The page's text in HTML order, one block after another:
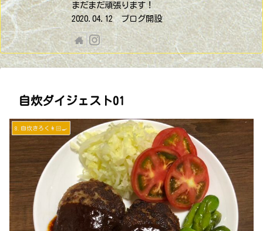
まだまだ頑張ります！
2020.04.12 ブログ開設
自炊ダイジェスト01
8.自炊きろく👩🏻‍🍳